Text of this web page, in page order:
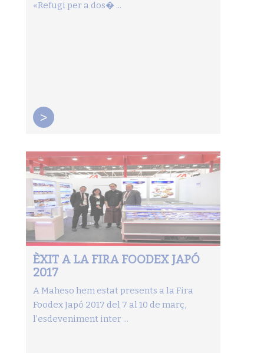
«Refugi per a dos� ...
>
ÈXIT A LA FIRA FOODEX JAPÓ
2017
A Maheso hem estat presents a la Fira
Foodex Japó 2017 del 7 al 10 de març,
l’esdeveniment inter ...